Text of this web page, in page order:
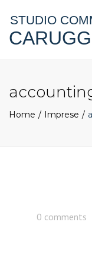
STUDIO
Home Imprese
0 comments